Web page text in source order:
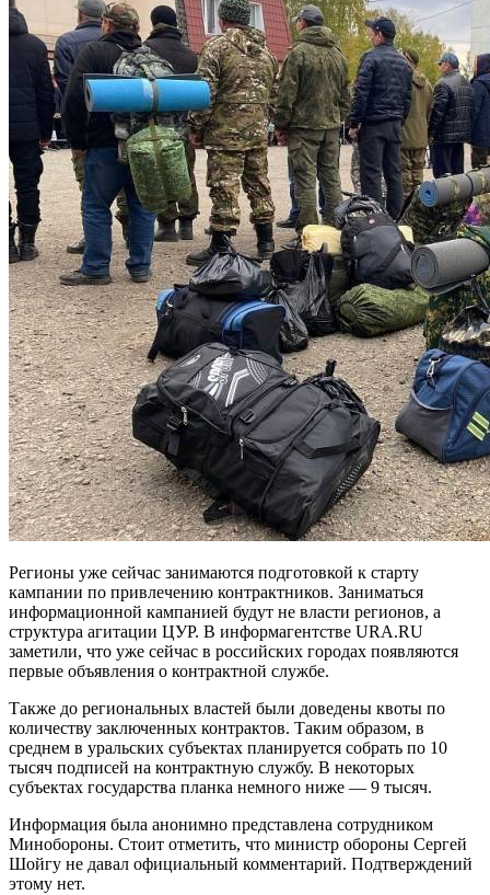
Регионы уже сейчас занимаются подготовкой к старту
кампании по привлечению контрактников. Заниматься
информационной кампанией будут не власти регионов, а
структура агитации ЦУР. В информагентстве URA.RU
заметили, что уже сейчас в российских городах появляются
первые объявления о контрактной службе.
Также до региональных властей были доведены квоты по
количеству заключенных контрактов. Таким образом, в
среднем в уральских субъектах планируется собрать по 10
тысяч подписей на контрактную службу. В некоторых
субъектах государства планка немного ниже — 9 тысяч.
Информация была анонимно представлена сотрудником
Минобороны. Стоит отметить, что министр обороны Сергей
Шойгу не давал официальный комментарий. Подтверждений
этому нет.